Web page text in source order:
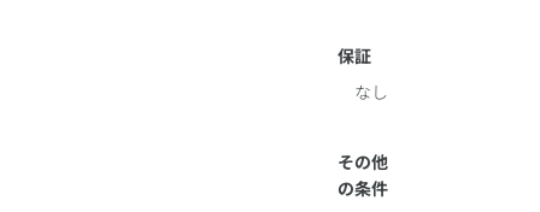
保証
なし
その他
の条件